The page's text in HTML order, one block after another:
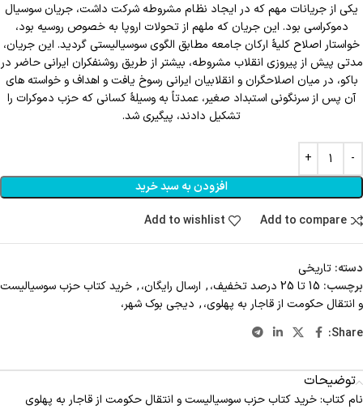
یکی از جریانات مهم که در ایجاد نظام مشروطه شرکت داشت، جریان سوسیال
دموکراسی بود. این جریان که ملهم از تحولات اروپا به‏ خصوص روسیه بود،
خواستار اصلاح کلیۀ ارکان جامعه مطابق الگوی سوسیالیستی گردید. این جریان،
مدتی پیش از پیروزی انقلاب مشروطه، بیشتر از طریق روشنفکران ایرانی حاضر در
باکو، در میان اصلاح‏گران و انقلابیان ایرانی رسوخ یافت و اهداف و خواسته‏ های
آن پس از سرنگونی استبداد صغیر، عمدتاً به ‏وسیلۀ کسانی که حزب دموکرات را
تشکیل دادند، پیگیری شد.
افزودن به سبد خرید
Add to compare
Add to wishlist
دسته: تاریخی
برچسب: 15 تا 25 درصد تخفیف، , ارسال رایگان،, خرید کتاب حزب سوسیالیست
و انتقال حکومت از قاجار به پهلوی،, دیجی بوک شهر،
Share:
توضیحات
نام کتاب: خرید کتاب حزب سوسیالیست و انتقال حکومت از قاجار به پهلوی